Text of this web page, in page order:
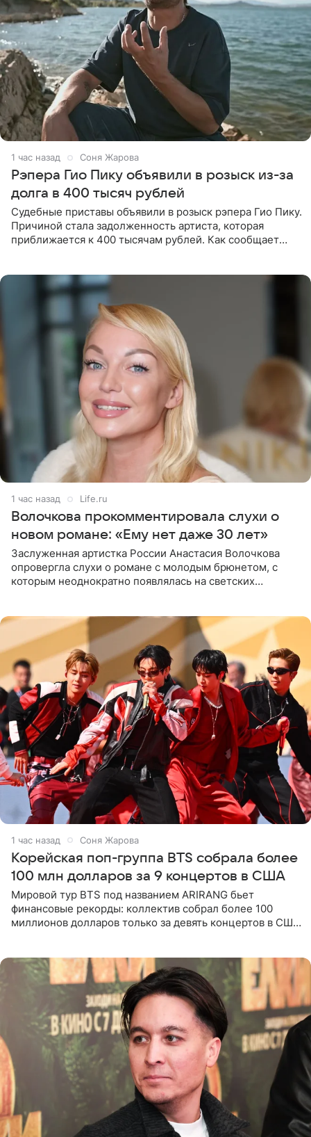
1 час назад Соня Жарова
Рэпера Гио Пику объявили в розыск из-за
долга в 400 тысяч рублей
Судебные приставы объявили в розыск рэпера Гио Пику.
Причиной стала задолженность артиста, которая
приближается к 400 тысячам рублей. Как сообщает
1 час назад Life.ru
Волочкова прокомментировала слухи о
новом романе: «Ему нет даже 30 лет»
Заслуженная артистка России Анастасия Волочкова
опровергла слухи о романе с молодым брюнетом, с
которым неоднократно появлялась на светских
1 час назад Соня Жарова
Корейская поп-группа BTS собрала более
100 млн долларов за 9 концертов в США
Мировой тур BTS под названием ARIRANG бьет
финансовые рекорды: коллектив собрал более 100
миллионов долларов только за девять концертов в США.